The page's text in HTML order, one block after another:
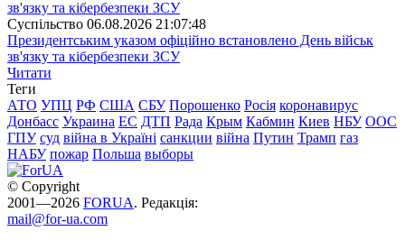
Суспiльство 06.08.2026 21:07:48
Президентським указом офіційно встановлено День військ
зв'язку та кібербезпеки ЗСУ
Читати
Теги
АТО УПЦ РФ США СБУ Порошенко Росія коронавирус
Донбасс Украина ЕС ДТП Рада Крым Кабмин Киев НБУ ООС
ГПУ суд війна в Україні санкции війна Путин Трамп газ
НАБУ пожар Польша выборы
© Copyright
2001—2026 FORUA. Редакція:
mail@for-ua.com